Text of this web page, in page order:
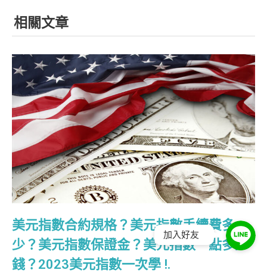
相關文章
美元指數合約規格？美元指數手續費多
少？美元指數保證金？美元指數一點多少
錢？2023美元指數一次學 !.
加入好友